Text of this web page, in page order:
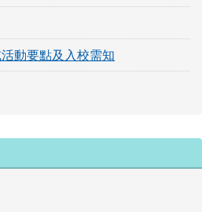
動要點及入校需知